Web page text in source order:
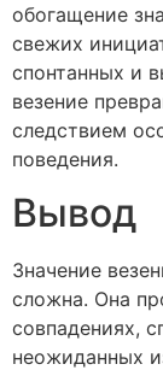
обогащение
свежих
спонтанных и
везение
следствием
поведения.
Вывод
Значение
сложна. Она
совпадениях,
неожиданных